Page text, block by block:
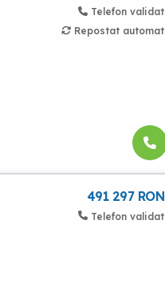
Telefon validat
Repostat automat
491 297 RON
Telefon validat